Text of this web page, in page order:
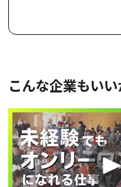
こんな企業もいい